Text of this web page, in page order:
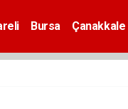
Bursa Çanakkale